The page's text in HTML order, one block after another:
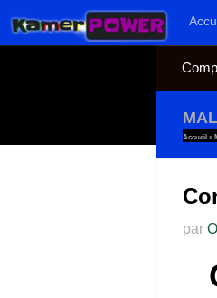
Au dessous du contenu
Accueil »
par